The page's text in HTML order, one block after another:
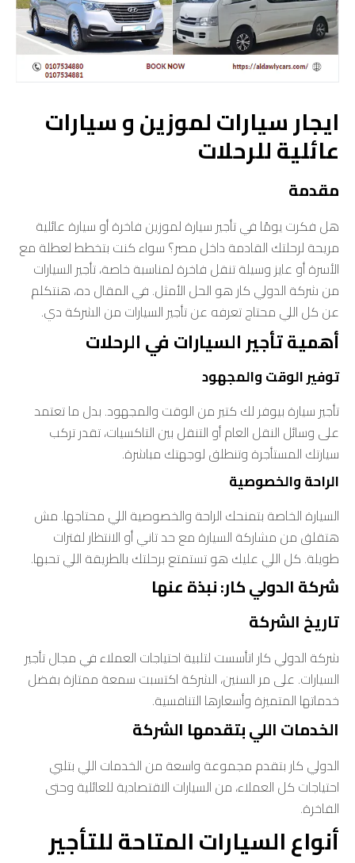
ايجار سيارات لموزين و سيارات
عائلية للرحلات
مقدمة
هل فكرت يومًا في تأجير سيارة لموزين فاخرة أو سيارة عائلية
مريحة لرحلتك القادمة داخل مصر؟ سواء كنت بتخطط لعطلة مع
الأسرة أو عايز وسيلة تنقل فاخرة لمناسبة خاصة، تأجير السيارات
من شركة الدولي كار هو الحل الأمثل. في المقال ده، هنتكلم
عن كل اللي محتاج تعرفه عن تأجير السيارات من الشركة دي.
أهمية تأجير السيارات في الرحلات
توفير الوقت والمجهود
تأجير سيارة بيوفر لك كتير من الوقت والمجهود. بدل ما تعتمد
على وسائل النقل العام أو التنقل بين التاكسيات، تقدر تركب
سيارتك المستأجرة وتنطلق لوجهتك مباشرة.
الراحة والخصوصية
السيارة الخاصة بتمنحك الراحة والخصوصية اللي محتاجها. مش
هتقلق من مشاركة السيارة مع حد تاني أو الانتظار لفترات
طويلة. كل اللي عليك هو تستمتع برحلتك بالطريقة اللي تحبها.
شركة الدولي كار: نبذة عنها
تاريخ الشركة
شركة الدولي كار اتأسست لتلبية احتياجات العملاء في مجال تأجير
السيارات. على مر السنين، الشركة اكتسبت سمعة ممتازة بفضل
خدماتها المتميزة وأسعارها التنافسية.
الخدمات اللي بتقدمها الشركة
الدولي كار بتقدم مجموعة واسعة من الخدمات اللي بتلبي
احتياجات كل العملاء، من السيارات الاقتصادية للعائلية وحتى
الفاخرة.
أنواع السيارات المتاحة للتأجير